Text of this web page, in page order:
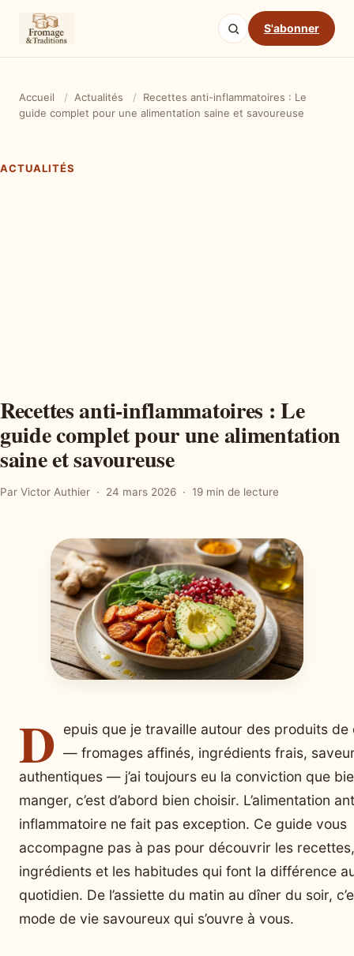
S'abonner
Accueil / Actualités /
Recettes anti-inflammatoires : Le
guide complet pour une alimentation saine et savoureuse
ACTUALITÉS
Recettes anti-inflammatoires : Le
guide complet pour une alimentation
saine et savoureuse
Par Victor Authier 24 mars 2026 19 min de lecture
D epuis que je travaille autour des produits de
— fromages affinés, ingrédients frais,
authentiques — j’ai toujours eu la conviction que
manger, c’est d’abord bien choisir. L’alimentation
inflammatoire ne fait pas exception. Ce guide vous
accompagne pas à pas pour découvrir les
ingrédients et les habitudes qui font la différence
quotidien. De l’assiette du matin au dîner du soir,
mode de vie savoureux qui s’ouvre à vous.